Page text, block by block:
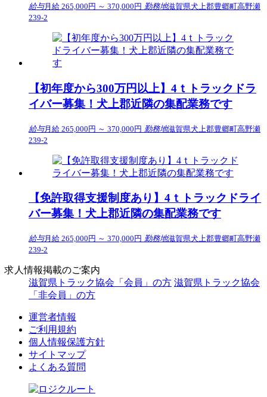
給与月給 265,000円 ～ 370,000円 勤務地滋賀県犬上郡豊郷町高野瀬
239-2
【初年度から300万円以上】4ｔトラックドラ
イバー募集！犬上郡近隣の集配業務です
給与月給 265,000円 ～ 370,000円 勤務地滋賀県犬上郡豊郷町高野瀬
239-2
【免許取得支援制度あり】4ｔトラックドライ
バー募集！犬上郡近隣の集配業務です
給与月給 265,000円 ～ 370,000円 勤務地滋賀県犬上郡豊郷町高野瀬
239-2
求人情報掲載のご案内
滋賀県トラック協会「会員」の方 滋賀県トラック協会
「非会員」の方
運営者情報
ご利用規約
個人情報保護方針
サイトマップ
よくある質問